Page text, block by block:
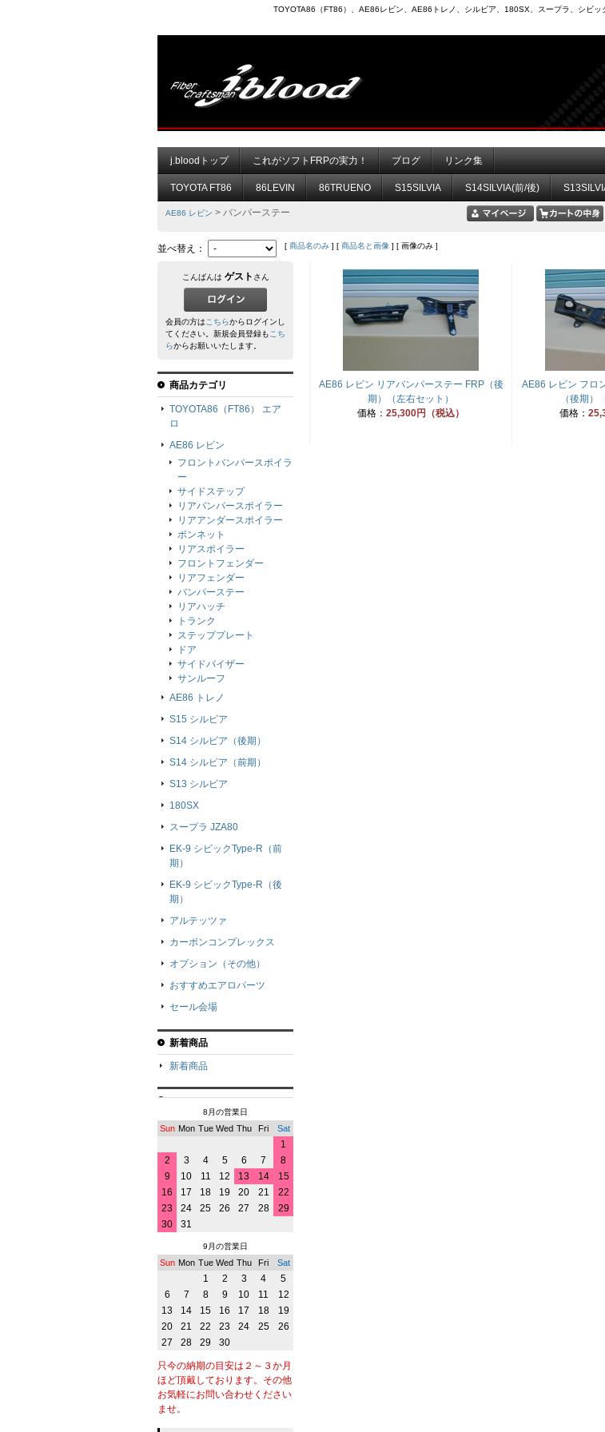
TOYOTA86（FT86）、AE86レビン、AE86トレノ、シルビア、180SX、スープラ、シビ
j.bloodトップ これがソフトFRPの実力！ ブログ リンク集
TOYOTA FT86 86LEVIN 86TRUENO S15SILVIA S14SILVIA(前/後)
AE86 レビン > バンパーステー
並べ替え： [ 商品名のみ ] [ 商品名と画像 ] [ 画像のみ ]
AE86 レビン リアバンパーステー FRP（後
期）（左右セット）
価格： 25,300円（税込）
AE86 レビン フロ
（後期）
価格：
こんばんは ゲスト さん
会員の方はこちらからログインし
てください。新規会員登録もこち
らからお願いいたします。
商品カテゴリ
TOYOTA86（FT86） エア
ロ
AE86 レビン
フロントバンパースポイラ
ー
サイドステップ
リアバンパースポイラー
リアアンダースポイラー
ボンネット
リアスポイラー
フロントフェンダー
リアフェンダー
バンパーステー
リアハッチ
トランク
ステッププレート
ドア
サイドバイザー
サンルーフ
AE86 トレノ
S15 シルビア
S14 シルビア（後期）
S14 シルビア（前期）
S13 シルビア
180SX
スープラ JZA80
EK-9 シビックType-R（前
期）
EK-9 シビックType-R（後
期）
アルテッツァ
カーボンコンプレックス
オプション（その他）
おすすめエアロパーツ
セール会場
新着商品
新着商品
8月の営業日
Sun Mon Tue Wed Thu Fri Sat
1
2
3 4 5 6 7
8
9
10 11 12 13 14
15
16
17 18 19 20 21
22
23
24 25 26 27 28
29
30
31
9月の営業日
Sun Mon Tue Wed Thu Fri Sat
1 2 3 4
5
6
7 8 9 10 11
12
13
14 15 16 17 18
19
20
21 22 23 24 25
26
27
28 29 30
只今の納期の目安は２～３か月
ほど頂戴しております。その他
お気軽にお問い合わせください
ませ。